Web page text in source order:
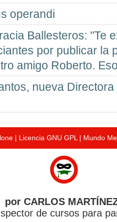
operandi
Ballesteros: "Te
por publicar la
amigo Roberto.
nueva
| Licencia GNU GPL| Mundo
por CARLOS
de cursos para